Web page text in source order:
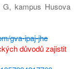
kampus Husova
gva-ipaj-jhe
důvodů zajistit